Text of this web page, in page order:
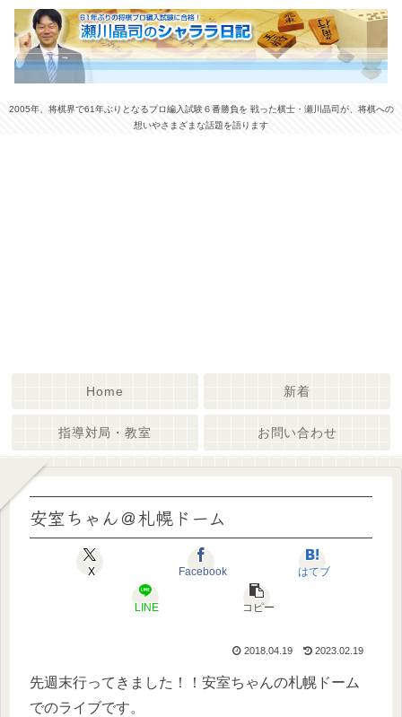
2005年、将棋界で61年ぶりとなるプロ編入試験６番勝負を 戦った棋士・瀬川晶司が、将棋への
想いやさまざまな話題を語ります
Home 新着
指導対局・教室 お問い合わせ
安室ちゃん＠札幌ドーム
X Facebook はてブ
LINE コピー
2018.04.19 2023.02.19
先週末行ってきました！！安室ちゃんの札幌ドーム
でのライブです。